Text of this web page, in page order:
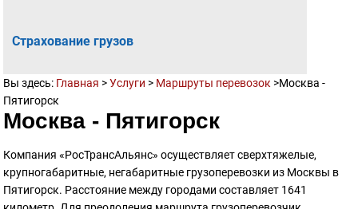
Страхование грузов
Вы здесь: Главная >Услуги > Маршруты перевозок >Москва -
Пятигорск
Москва - Пятигорск
Компания «РосТрансАльянс» осуществляет сверхтяжелые,
крупногабаритные, негабаритные грузоперевозки из Москвы в
Пятигорск. Расстояние между городами составляет 1641